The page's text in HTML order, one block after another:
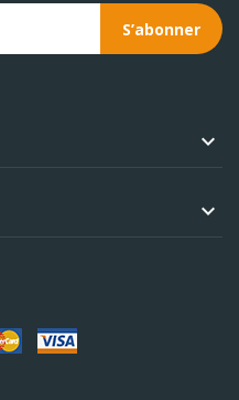
S’abonner

